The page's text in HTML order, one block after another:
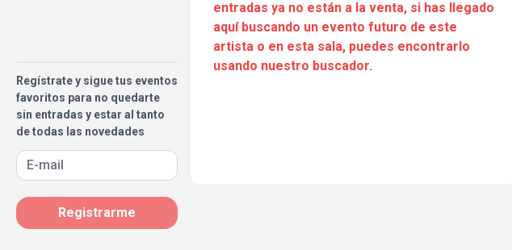
Regístrate y sigue tus eventos
favoritos para no quedarte
sin entradas y estar al tanto
de todas las novedades
Registrarme
entradas ya no están a la venta, si has llegado
aquí buscando un evento futuro de este
artista o en esta sala, puedes encontrarlo
usando nuestro buscador.